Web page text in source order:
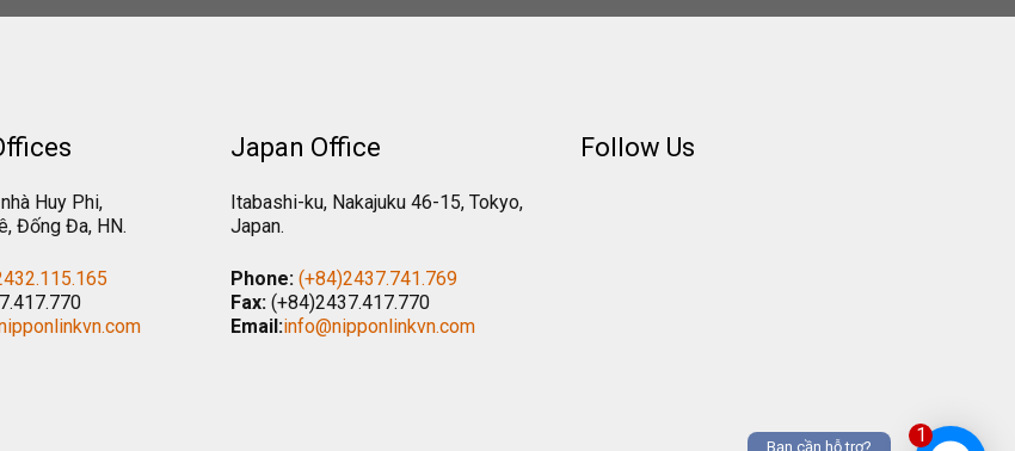
1
Bạn cần hỗ trợ?
Huy Phi,
Đống Đa, HN.
Japan Office
Itabashi-ku, Nakajuku 46-15, Tokyo,
Japan.
Phone: (+84)2437.741.769
Fax: (+84)2437.417.770
Email:info@nipponlinkvn.com
Follow Us